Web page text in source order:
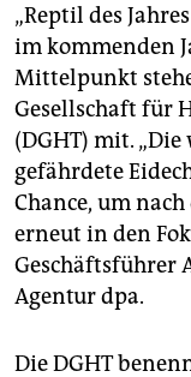
„Reptil des
im kommenden
Mittelpunkt
Gesellschaft für
(DGHT) mit.
gefährdete
Chance, um
erneut in den
Geschäftsführer
Agentur dpa.
Die DGHT